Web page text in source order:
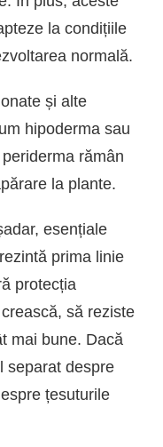
la condițiile
normală.
și alte
hipoderma sau
rămân
la plante.
esențiale
prima linie
protecția
să reziste
mai bune. Dacă
separat despre
țesuturile